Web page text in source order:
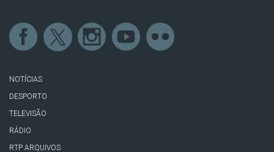
NOTÍCIAS
DESPORTO
TELEVISÃO
RÁDIO
RTP ARQUIVOS